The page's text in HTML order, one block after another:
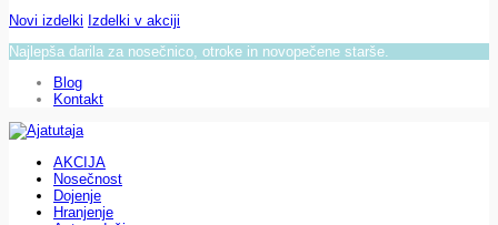
Novi izdelki Izdelki v akciji
Najlepša darila za nosečnico, otroke in novopečene starše.
Blog
Kontakt
AKCIJA
Nosečnost
Dojenje
Hranjenje